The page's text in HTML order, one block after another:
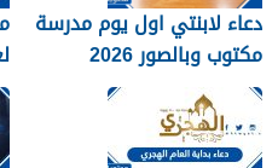
دعاء لابنتي اول يوم مدرسة
مكتوب وبالصور 2026